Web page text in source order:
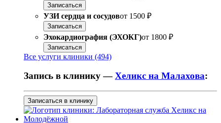
Записаться
УЗИ сердца и сосудовот 1500 ₽
Записаться
Эхокардиография (ЭХОКГ)от 1800 ₽
Записаться
Все услуги клиники (494)
Запись в клинику —Хеликс на Малахова:
Записаться в клинику